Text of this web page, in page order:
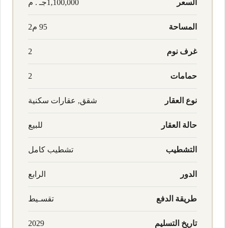
السعر 1,100,000جـ . م
المساحة 95 م2
غرف نوم 2
حمامات 2
نوع العقار شقق, عقارات سكنية
حالة العقار للبيع
التشطيب تشطيب كامل
الدور الرابع
طريقة الدفع تقسـيط
تاريخ التسليم 2029